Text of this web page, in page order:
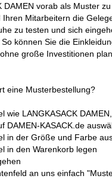
DAMEN vorab als Muster
Ihren Mitarbeitern die
zu testen und sich
können Sie die
große Investitionen
eine Musterbestellung?
wie LANGKASACK
DAMEN-KASACK.de
in der Größe und Farbe
in den Warenkorb legen
an uns einfach